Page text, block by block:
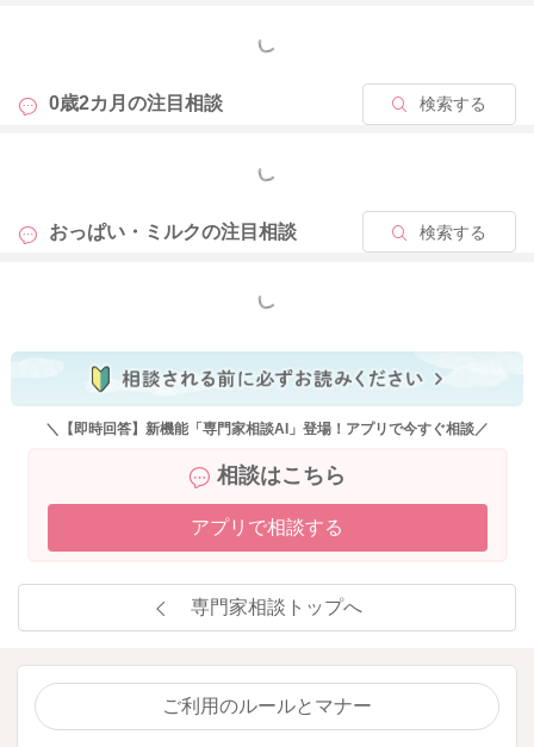
もっと見る
0歳2カ月の注目相談 検索する
もっと見る
おっぱい・ミルクの注目相談 検索する
もっと見る
＼【即時回答】新機能「専門家相談AI」登場！アプリで今すぐ相談／
相談はこちら
アプリで相談する
専門家相談トップへ
ご利用のルールとマナー